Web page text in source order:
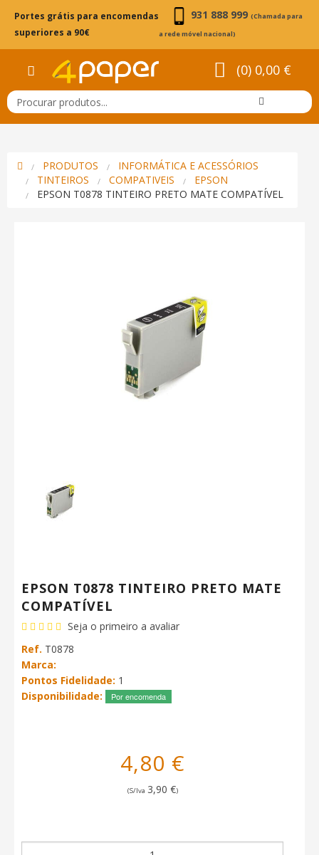
Portes grátis para encomendas
superiores a 90€
931 888 999 (Chamada para
a rede móvel nacional)
(0) 0,00 €
PRODUTOS
INFORMÁTICA E ACESSÓRIOS
TINTEIROS
COMPATIVEIS
EPSON
EPSON T0878 TINTEIRO PRETO MATE COMPATÍVEL
EPSON T0878 TINTEIRO PRETO MATE
COMPATÍVEL
Seja o primeiro a avaliar
Ref. T0878
Marca:
Pontos Fidelidade: 1
Disponibilidade:
Por encomenda
4,80 €
(S/Iva 3,90 €)